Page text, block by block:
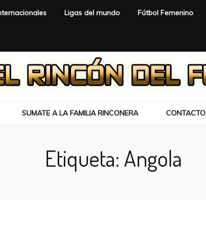
Ligas del mundo Fútbol Femenino
SUMATE A LA FAMILIA RINCONERA CONTACTO
Etiqueta: Angola